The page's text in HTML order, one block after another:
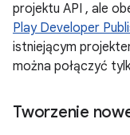
projektu API , ale
Play Developer
istniejącym
można połączyć
Tworzenie